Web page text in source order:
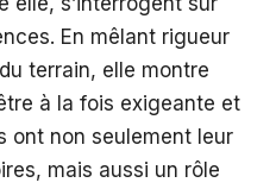
En mêlant rigueur
terrain, elle montre
à la fois exigeante et
ont non seulement leur
mais aussi un rôle